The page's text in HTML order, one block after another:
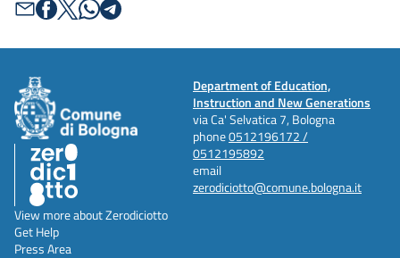
Department of Education,
Instruction and New Generations
via Ca' Selvatica 7, Bologna
phone0512196172 /
0512195892
email
zerodiciotto@comune.bologna.it
View more about Zerodiciotto
Get Help
Press Area